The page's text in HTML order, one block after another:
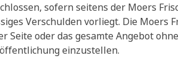
sofern seitens der Moers
Verschulden vorliegt. Die Moers
Seite oder das gesamte Angebot
einzustellen.